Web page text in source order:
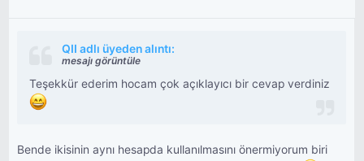
QII adlı üyeden alıntı:
mesajı görüntüle
Teşekkür ederim hocam çok açıklayıcı bir cevap verdiniz
Bende ikisinin aynı hesapda kullanılmasını önermiyorum biri